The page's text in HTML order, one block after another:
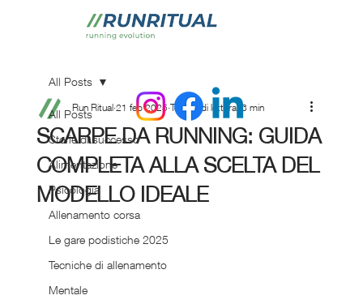
All Posts
Storie di successo
Alimentazione
Psicologia
Allenamento corsa
Le gare podistiche 2025
Tecniche di allenamento
Mentale
All Posts
SCARPE DA RUNNING: GUIDA
COMPLETA ALLA SCELTA DEL
MODELLO IDEALE
Run Ritual 21 feb 2025 Tempo di lettura: 3 min